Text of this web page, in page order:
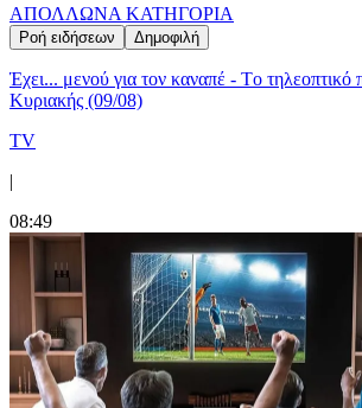
ΑΠΟΛΛΩΝΑ ΚΑΤΗΓΟΡΙΑ
Ροή ειδήσεων Δημοφιλή
Έχει... μενού για τον καναπέ - Tο τηλεοπτικό
Κυριακής (09/08)
TV
|
08:49